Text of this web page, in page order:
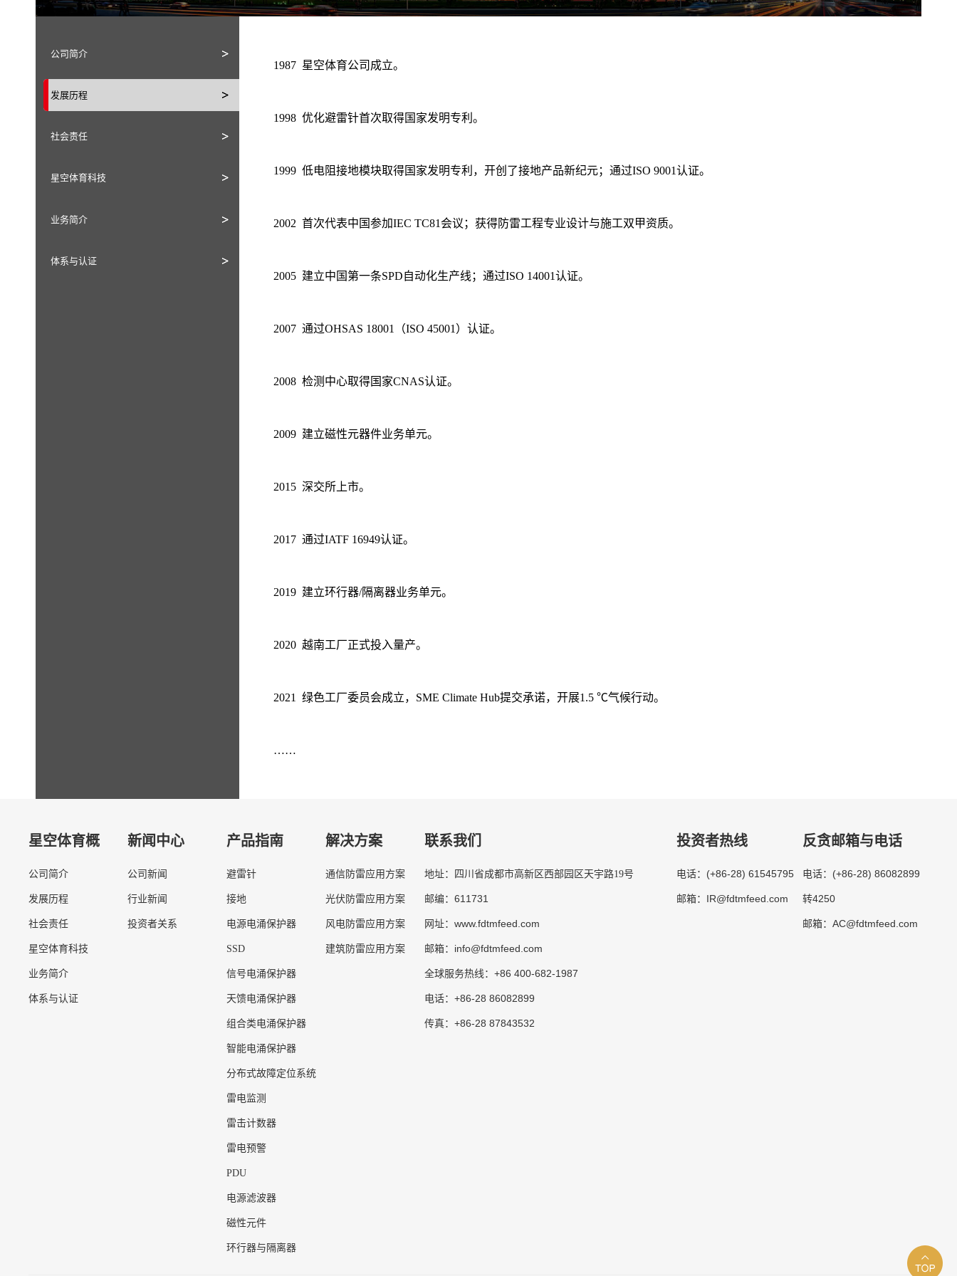
公司简介
发展历程
社会责任
星空体育科技
业务简介
体系与认证
1987 星空体育公司成立。
1998 优化避雷针首次取得国家发明专利。
1999 低电阻接地模块取得国家发明专利，开创了接地产品新纪元；通过ISO 9001认证。
2002 首次代表中国参加IEC TC81会议；获得防雷工程专业设计与施工双甲资质。
2005 建立中国第一条SPD自动化生产线；通过ISO 14001认证。
2007 通过OHSAS 18001（ISO 45001）认证。
2008 检测中心取得国家CNAS认证。
2009 建立磁性元器件业务单元。
2015 深交所上市。
2017 通过IATF 16949认证。
2019 建立环行器/隔离器业务单元。
2020 越南工厂正式投入量产。
2021 绿色工厂委员会成立，SME Climate Hub提交承诺，开展1.5 ℃气候行动。
……
星空体育概
况
公司简介
发展历程
社会责任
星空体育科技
业务简介
体系与认证
新闻中心
公司新闻
行业新闻
投资者关系
产品指南
避雷针
接地
电源电涌保护器
SSD
信号电涌保护器
天馈电涌保护器
组合类电涌保护器
智能电涌保护器
分布式故障定位系统
雷电监测
雷击计数器
雷电预警
PDU
电源滤波器
磁性元件
环行器与隔离器
解决方案
通信防雷应用方案
光伏防雷应用方案
风电防雷应用方案
建筑防雷应用方案
联系我们
地址：四川省成都市高新区西部园区天宇路19号
邮编：611731
网址：www.fdtmfeed.com
邮箱： info@fdtmfeed.com
全球服务热线：+86 400-682-1987
电话：+86-28 86082899
传真：+86-28 87843532
投资者热线
电话： (+86-28) 61545795
邮箱： IR@fdtmfeed.com
反贪邮箱与电话
电话： (+86-28) 86082899
转4250
邮箱： AC@fdtmfeed.com